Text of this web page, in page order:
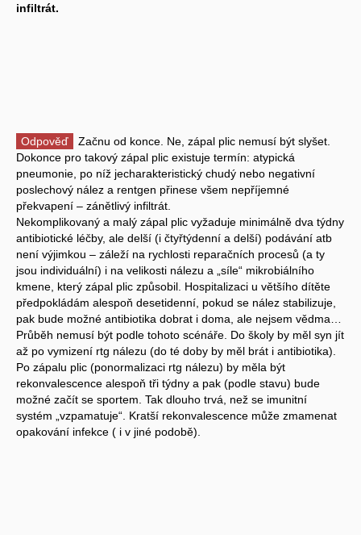
infiltrát.
Odpověď
Začnu od konce. Ne, zápal plic nemusí být slyšet.
Dokonce pro takový zápal plic existuje termín: atypická
pneumonie, po níž jecharakteristický chudý nebo negativní
poslechový nález a rentgen přinese všem nepříjemné
překvapení – zánětlivý infiltrát.
Nekomplikovaný a malý zápal plic vyžaduje minimálně dva týdny
antibiotické léčby, ale delší (i čtyřtýdenní a delší) podávání atb
není výjimkou – záleží na rychlosti reparačních procesů (a ty
jsou individuální) i na velikosti nálezu a „síle“ mikrobiálního
kmene, který zápal plic způsobil. Hospitalizaci u většího dítěte
předpokládám alespoň desetidenní, pokud se nález stabilizuje,
pak bude možné antibiotika dobrat i doma, ale nejsem vědma…
Průběh nemusí být podle tohoto scénáře. Do školy by měl syn jít
až po vymizení rtg nálezu (do té doby by měl brát i antibiotika).
Po zápalu plic (ponormalizaci rtg nálezu) by měla být
rekonvalescence alespoň tři týdny a pak (podle stavu) bude
možné začít se sportem. Tak dlouho trvá, než se imunitní
systém „vzpamatuje“. Kratší rekonvalescence může zmamenat
opakování infekce ( i v jiné podobě).